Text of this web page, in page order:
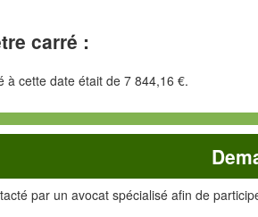
carré :
à cette date était de 7 844,16 €.
par un avocat spécialisé afin de